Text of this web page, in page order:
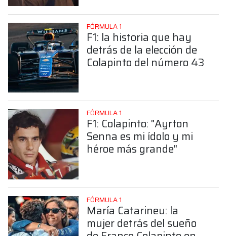
FÓRMULA 1
F1: la historia que hay
detrás de la elección de
Colapinto del número 43
FÓRMULA 1
F1: Colapinto: "Ayrton
Senna es mi ídolo y mi
héroe más grande"
FÓRMULA 1
María Catarineu: la
mujer detrás del sueño